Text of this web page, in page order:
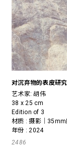
对沉弃物的表皮研
艺术家:胡伟
38 x 25 cm
Edition of 3
材质 : 摄影｜
年份 : 2024
2486